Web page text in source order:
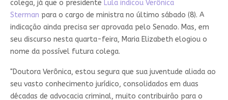
colega, já que o presidente Lula indicou Verônica
Sterman para o cargo de ministra no último sábado (8). A
indicação ainda precisa ser aprovada pelo Senado. Mas, em
seu discurso nesta quarta-feira, Maria Elizabeth elogiou o
nome da possível futura colega.
"Doutora Verônica, estou segura que sua juventude aliada ao
seu vasto conhecimento jurídico, consolidados em duas
décadas de advocacia criminal, muito contribuirão para o